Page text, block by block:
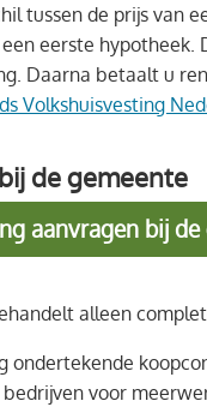
tussen de prijs van
eerste
Daarna betaalt u
Volkshuisvesting
de gemeente
aanvragen bij de
alleen
ondertekende
voor